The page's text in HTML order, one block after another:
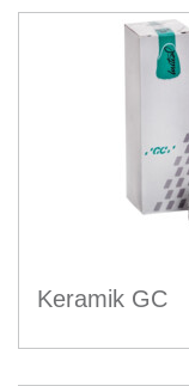
Keramik GC